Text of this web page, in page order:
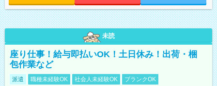
未読
座り仕事！給与即払いOK！土日休み！出荷・梱
包作業など
派遣 職種未経験OK 社会人未経験OK
ブランクOK